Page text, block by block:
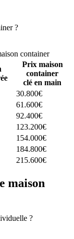
?
container
Prix maison
container
clé en main
30.800€
61.600€
92.400€
123.200€
154.000€
184.800€
215.600€
maison
?